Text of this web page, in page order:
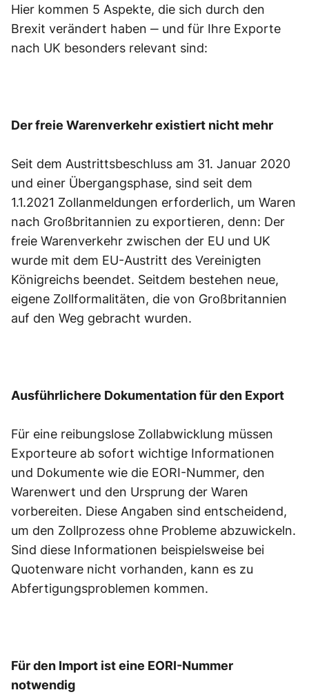
Hier kommen 5 Aspekte, die sich durch den
Brexit verändert haben ‒ und für Ihre Exporte
nach UK besonders relevant sind:
Der freie Warenverkehr existiert nicht mehr
Seit dem Austrittsbeschluss am 31. Januar 2020
und einer Übergangsphase, sind seit dem
1.1.2021 Zollanmeldungen erforderlich, um Waren
nach Großbritannien zu exportieren, denn: Der
freie Warenverkehr zwischen der EU und UK
wurde mit dem EU-Austritt des Vereinigten
Königreichs beendet. Seitdem bestehen neue,
eigene Zollformalitäten, die von Großbritannien
auf den Weg gebracht wurden.
Ausführlichere Dokumentation für den Export
Für eine reibungslose Zollabwicklung müssen
Exporteure ab sofort wichtige Informationen
und Dokumente wie die EORI-Nummer, den
Warenwert und den Ursprung der Waren
vorbereiten. Diese Angaben sind entscheidend,
um den Zollprozess ohne Probleme abzuwickeln.
Sind diese Informationen beispielsweise bei
Quotenware nicht vorhanden, kann es zu
Abfertigungsproblemen kommen.
Für den Import ist eine EORI-Nummer
notwendig